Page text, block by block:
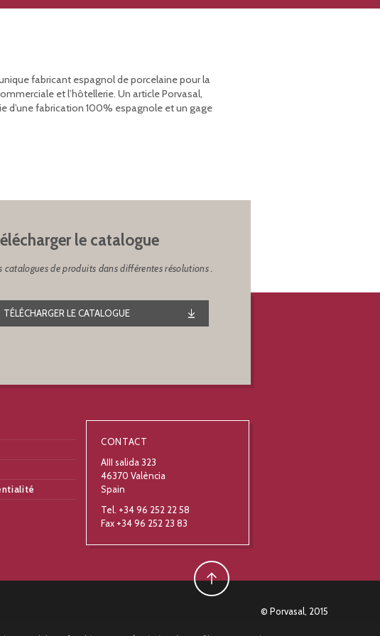
fabricant espagnol de porcelaine pour la
et l’hôtellerie. Un article Porvasal,
d’une fabrication 100% espagnole et un gage
le catalogue
catalogues de produits dans différentes résolutions .
TÉLÉCHARGER LE CATALOGUE
CONTACT
AIII salida 323
46370 València
Spain
Tel. +34 96 252 22 58
Fax +34 96 252 23 83
© Porvasal, 2015